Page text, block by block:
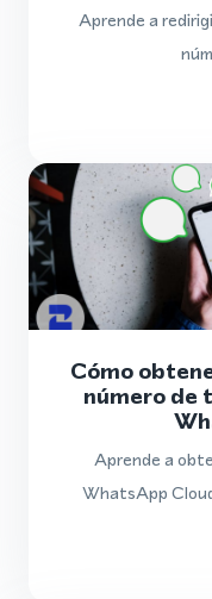
Aprende a
Cómo
número de
Aprende a
WhatsApp